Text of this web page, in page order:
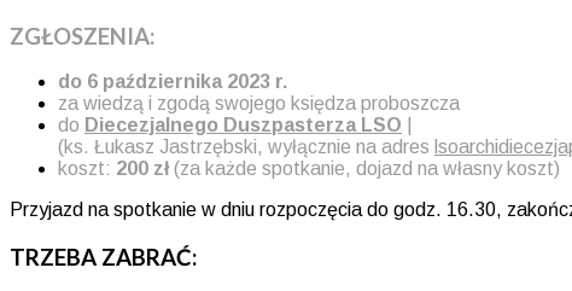
ZGŁOSZENIA:
do 6 października 2023 r.
za wiedzą i zgodą swojego księdza proboszcza
do Diecezjalnego Duszpasterza LSO
(ks. Łukasz Jastrzębski, wyłącznie na adres
koszt: 200 zł(za każde spotkanie, dojazd na własny koszt)
Przyjazd na spotkanie w dniu rozpoczęcia do godz. 16.30,
TRZEBA ZABRAĆ: